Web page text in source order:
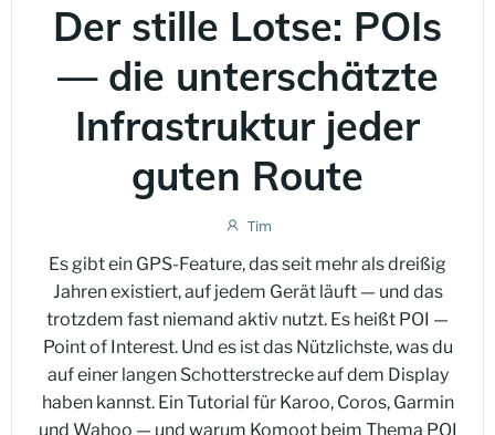
Der stille Lotse: POIs
— die unterschätzte
Infrastruktur jeder
guten Route
Tim
Es gibt ein GPS-Feature, das seit mehr als dreißig
Jahren existiert, auf jedem Gerät läuft — und das
trotzdem fast niemand aktiv nutzt. Es heißt POI —
Point of Interest. Und es ist das Nützlichste, was du
auf einer langen Schotterstrecke auf dem Display
haben kannst. Ein Tutorial für Karoo, Coros, Garmin
und Wahoo — und warum Komoot beim Thema POI